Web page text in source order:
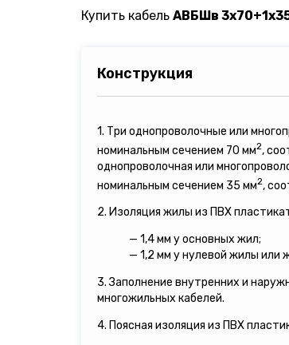
Купить кабель АВБШв
Конструкция
1. Три однопроволочные или
номинальным сечением 70 мм2,
однопроволочная или
номинальным сечением 35 мм2,
2. Изоляция жилы из ПВХ
— 1,4 мм у основных жил;
— 1,2 мм у нулевой жилы или
3. Заполнение внутренних и
многожильных кабелей.
4. Поясная изоляция из ПВХ